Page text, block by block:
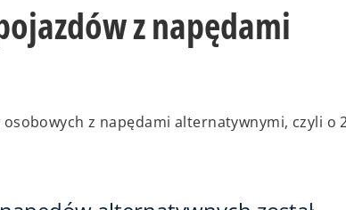
z napędami
z napędami alternatywnymi, czyli o